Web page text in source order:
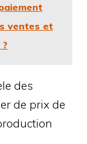
ventes et
des
de prix de